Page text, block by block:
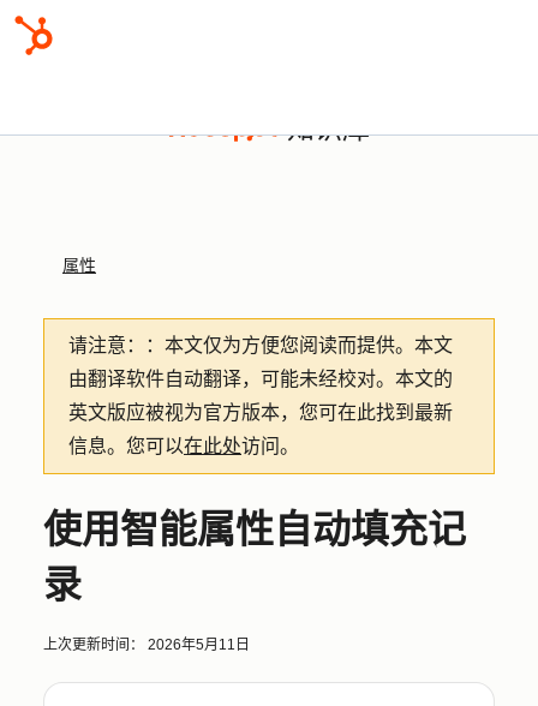
知识库
属性
请注意： ：本文仅为方便您阅读而提供。 本文
由翻译软件自动翻译，可能未经校对。本文的
英文版应被视为官方版本，您可在此找到最新
信息。您可以在此处访问。
使用智能属性自动填充记
录
上次更新时间： 2026年5月11日